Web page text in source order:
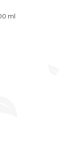
ml